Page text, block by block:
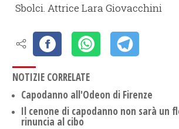
Sbolci. Attrice Lara Giovacchini
NOTIZIE CORRELATE
Capodanno all'Odeon di Firenze
Il cenone di capodanno non sarà un
rinuncia al cibo